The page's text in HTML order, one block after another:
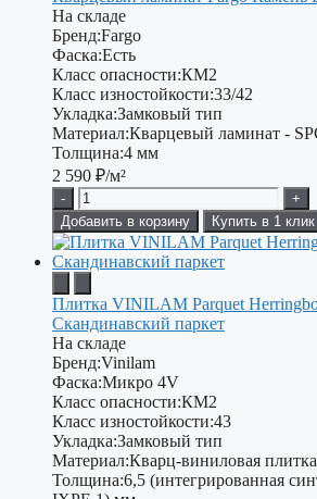
На складе
Бренд:Fargo
Фаска:Есть
Класс опасности:КМ2
Класс изностойкости:33/42
Укладка:Замковый тип
Материал:Кварцевый ламинат -
Толщина:4 мм
2 590 ₽/м²
-
+
Добавить в корзину
Купить в 1 клик
Плитка VINILAM Parquet
Скандинавский паркет
На складе
Бренд:Vinilam
Фаска:Микро 4V
Класс опасности:КМ2
Класс изностойкости:43
Укладка:Замковый тип
Материал:Кварц-виниловая
Толщина:6,5 (интегрированная